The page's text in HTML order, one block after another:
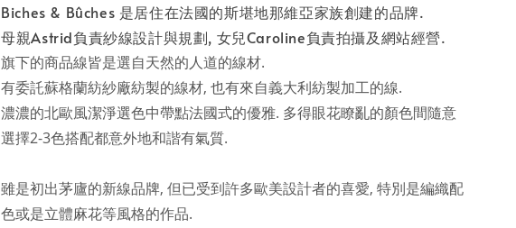
Biches & Bûches 是居住在法國的斯堪地那維亞家族創建的品牌.
母親Astrid負責紗線設計與規劃, 女兒Caroline負責拍攝及網站經營.
旗下的商品線皆是選自天然的人道的線材.
有委託蘇格蘭紡紗廠紡製的線材, 也有來自義大利紡製加工的線.
濃濃的北歐風潔淨選色中帶點法國式的優雅. 多得眼花瞭亂的顏色間隨意
選擇2-3色搭配都意外地和諧有氣質.
雖是初出茅廬的新線品牌, 但已受到許多歐美設計者的喜愛, 特別是編織配
色或是立體麻花等風格的作品.